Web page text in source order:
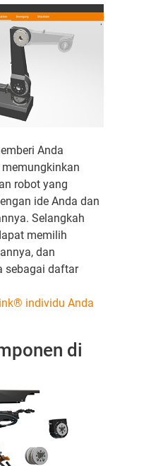
Anda
robot yang
ide Anda dan
Selangkah
memilih
dan
sebagai daftar
individu Anda
di